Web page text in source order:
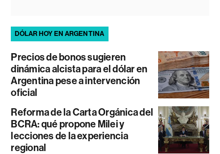
DÓLAR HOY EN ARGENTINA
Precios de bonos sugieren
dinámica alcista para el dólar en
Argentina pese a intervención
oficial
Reforma de la Carta Orgánica del
BCRA: qué propone Milei y
lecciones de la experiencia
regional